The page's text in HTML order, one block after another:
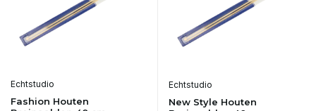
Echtstudio
Fashion Houten
Echtstudio
New Style Houten